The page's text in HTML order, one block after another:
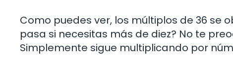
Como puedes ver, los múltiplos de 36 se
pasa si necesitas más de diez? No te
Simplemente sigue multiplicando por